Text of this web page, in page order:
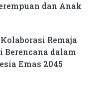
dan Anak
Remaja
Berencana dalam
Emas 2045